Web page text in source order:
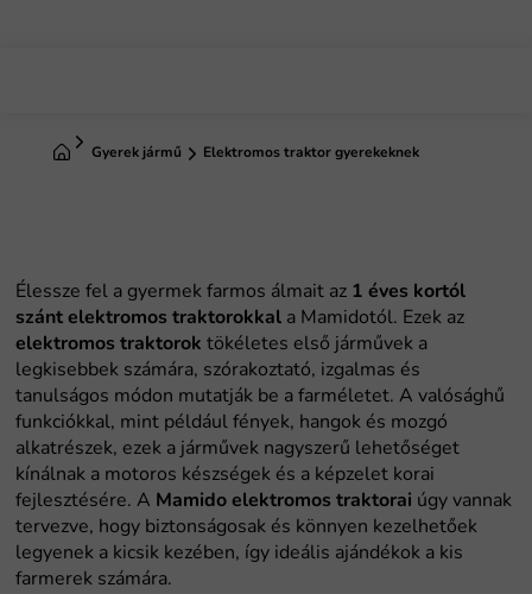
Kezdőlap
Gyerek jármű Elektromos traktor gyerekeknek
Élessze fel a gyermek farmos álmait az 1 éves kortól
szánt elektromos traktorokkal a Mamidotól. Ezek az
elektromos traktorok tökéletes első járművek a
legkisebbek számára, szórakoztató, izgalmas és
tanulságos módon mutatják be a farméletet. A valósághű
funkciókkal, mint például fények, hangok és mozgó
alkatrészek, ezek a járművek nagyszerű lehetőséget
kínálnak a motoros készségek és a képzelet korai
fejlesztésére. A Mamido elektromos traktorai úgy vannak
tervezve, hogy biztonságosak és könnyen kezelhetőek
legyenek a kicsik kezében, így ideális ajándékok a kis
farmerek számára.